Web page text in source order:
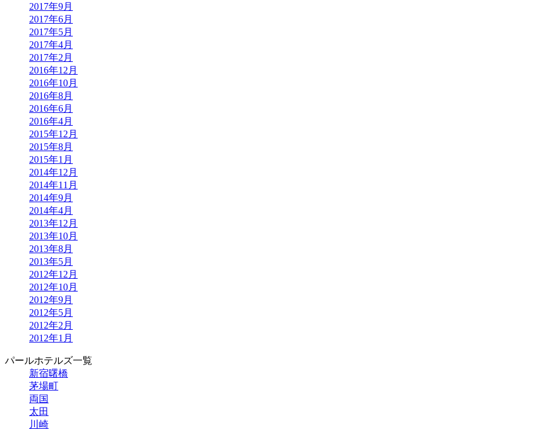
2017年9月
2017年6月
2017年5月
2017年4月
2017年2月
2016年12月
2016年10月
2016年8月
2016年6月
2016年4月
2015年12月
2015年8月
2015年1月
2014年12月
2014年11月
2014年9月
2014年4月
2013年12月
2013年10月
2013年8月
2013年5月
2012年12月
2012年10月
2012年9月
2012年5月
2012年2月
2012年1月
パールホテルズ一覧
新宿曙橋
茅場町
両国
太田
川崎